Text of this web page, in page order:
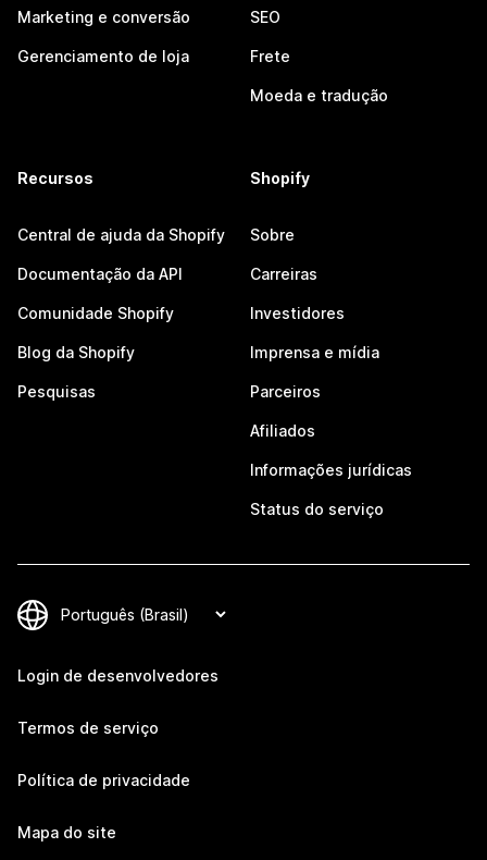
Marketing e conversão
Gerenciamento de loja
SEO
Frete
Moeda e tradução
Recursos
Central de ajuda da Shopify
Documentação da API
Comunidade Shopify
Blog da Shopify
Pesquisas
Shopify
Sobre
Carreiras
Investidores
Imprensa e mídia
Parceiros
Afiliados
Informações jurídicas
Status do serviço
Login de desenvolvedores
Termos de serviço
Política de privacidade
Mapa do site